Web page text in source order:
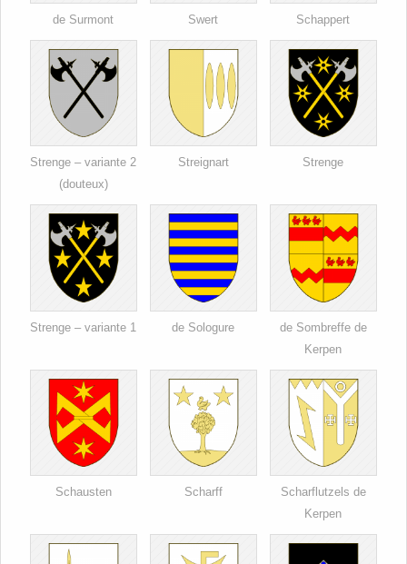
de Surmont Swert Schappert
Strenge – variante 2
(douteux)
Streignart Strenge
Strenge – variante 1 de Sologure
de Sombreffe de
Kerpen
Schausten Scharff
Scharflutzels de
Kerpen